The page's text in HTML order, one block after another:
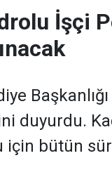
İşçi
duyurdu.
için bütün